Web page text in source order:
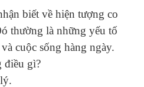
biết về hiện tượng co
thường là những yếu tố
cuộc sống hàng ngày.
điều gì?